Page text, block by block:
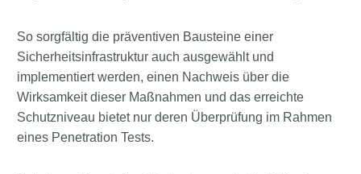
So sorgfältig die präventiven Bausteine einer
Sicherheitsinfrastruktur auch ausgewählt und
implementiert werden, einen Nachweis über die
Wirksamkeit dieser Maßnahmen und das erreichte
Schutzniveau bietet nur deren Überprüfung im Rahmen
eines Penetration Tests.